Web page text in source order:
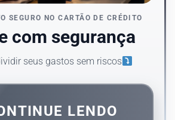
SEGURO NO CARTÃO DE CRÉDITO
com segurança
seus gastos sem riscos
LENDO